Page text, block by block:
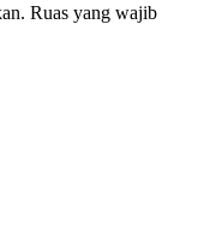
Ruas yang wajib